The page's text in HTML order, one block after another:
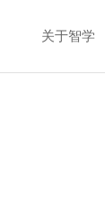
关于智学